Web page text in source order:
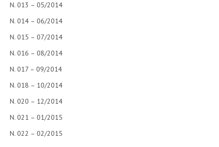
AUTORI
COLLABORA CON NOI
ECONOMIA
CORPORATE SOCIAL RESPONSIBILITY
ECONOMIA DELL’ARTE
N. 013 – 05/2014
N. 014 – 06/2014
N. 015 – 07/2014
N. 016 – 08/2014
N. 017 – 09/2014
N. 018 – 10/2014
N. 020 – 12/2014
N. 021 – 01/2015
N. 022 – 02/2015